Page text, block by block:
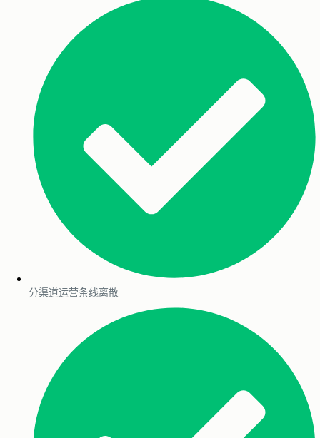
分渠道运营条线离散